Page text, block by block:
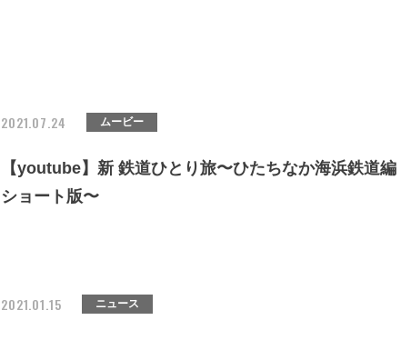
2021.07.24 ムービー
【youtube】新 鉄道ひとり旅〜ひたちなか海浜鉄道編
ショート版〜
2021.01.15 ニュース